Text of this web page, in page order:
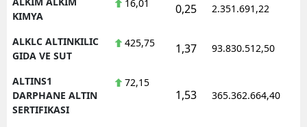
KIMYA
16,01 0,25 2.351.691,22
ALKLC ALTINKILIC
GIDA VE SUT
425,75 1,37 93.830.512,50
ALTINS1
DARPHANE ALTIN
SERTIFIKASI
72,15
1,53 365.362.664,40